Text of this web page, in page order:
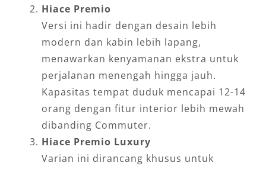
Hiace Premio
Versi ini hadir dengan desain lebih
modern dan kabin lebih lapang,
menawarkan kenyamanan ekstra untuk
perjalanan menengah hingga jauh.
Kapasitas tempat duduk mencapai 12-14
orang dengan fitur interior lebih mewah
dibanding Commuter.
Hiace Premio Luxury
Varian ini dirancang khusus untuk